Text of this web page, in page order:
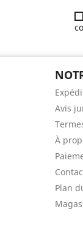
Avis
À
Plan